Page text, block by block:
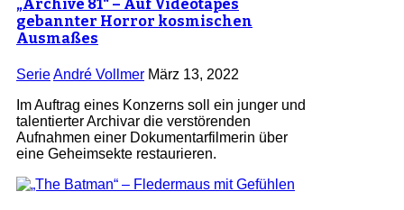
„Archive 81“ – Auf Videotapes
gebannter Horror kosmischen
Ausmaßes
SerieAndré Vollmer März 13, 2022
Im Auftrag eines Konzerns soll ein junger und
talentierter Archivar die verstörenden
Aufnahmen einer Dokumentarfilmerin über
eine Geheimsekte restaurieren.